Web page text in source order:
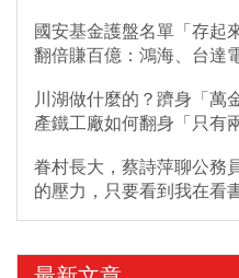
國安基金護盤名單「存起
翻倍賺百億：鴻海、台達
川湖做什麼的？躋身「萬
產鐵工廠如何翻身「只有
眷村長大，蔡詩萍聊公務
的壓力，只要看到我在看